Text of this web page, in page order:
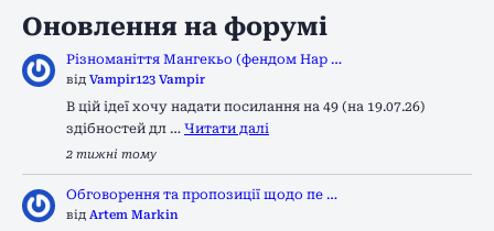
Оновлення на форумі
Різноманіття Мангекьо (фендом Нар …
від Vampir123 Vampir
В цій ідеї хочу надати посилання на 49 (на 19.07.26)
здібностей дл … Читати далі
2 тижні тому
Обговорення та пропозиції щодо пе …
від Artem Markin